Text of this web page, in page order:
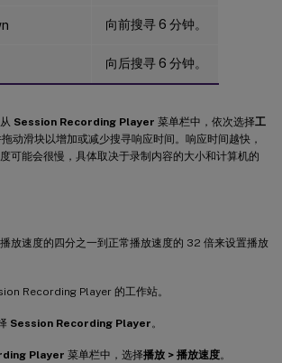
向前搜寻 6 分钟。
向后搜寻 6 分钟。
Session Recording Player 菜单栏中，依次选择工
拖动滑块以增加或减少搜寻响应时间。响应时间越快，
可能会很慢，具体取决于录制内容的大小和计算机的
放速度的四分之一到正常播放速度的 32 倍来设置播放
Recording Player 的工作站。
Session Recording Player。
Player 菜单栏中，选择播放 > 播放速度。